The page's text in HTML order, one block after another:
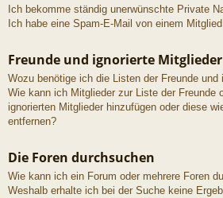
Ich bekomme ständig unerwünschte Private
Ich habe eine Spam-E-Mail von einem
Freunde und ignorierte Mitglieder
Wozu benötige ich die Listen der Freunde und
Wie kann ich Mitglieder zur Liste der Freunde
ignorierten Mitglieder hinzufügen oder diese
entfernen?
Die Foren durchsuchen
Wie kann ich ein Forum oder mehrere Foren
Weshalb erhalte ich bei der Suche keine